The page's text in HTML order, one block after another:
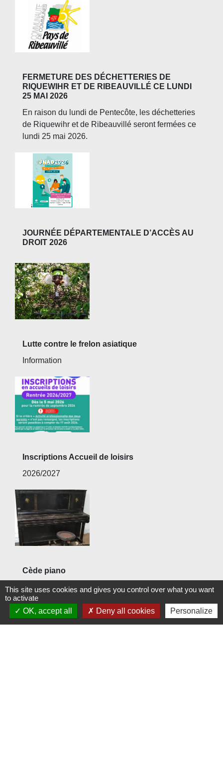
FERMETURE DES DÉCHETTERIES DE
RIQUEWIHR ET DE RIBEAUVILLÉ CE LUNDI
25 MAI 2026
En raison du lundi de Pentecôte, les déchetteries
de Riquewihr et de Ribeauvillé seront fermées ce
lundi 25 mai 2026.
JOURNÉE DÉPARTEMENTALE D’ACCÈS AU
DROIT 2026
Lutte contre le frelon asiatique
Information
Inscriptions Accueil de loisirs
2026/2027
Cède piano
A accorder
This site uses cookies and gives you control over what you want
to activate
OK, accept all
Deny all cookies Personalize